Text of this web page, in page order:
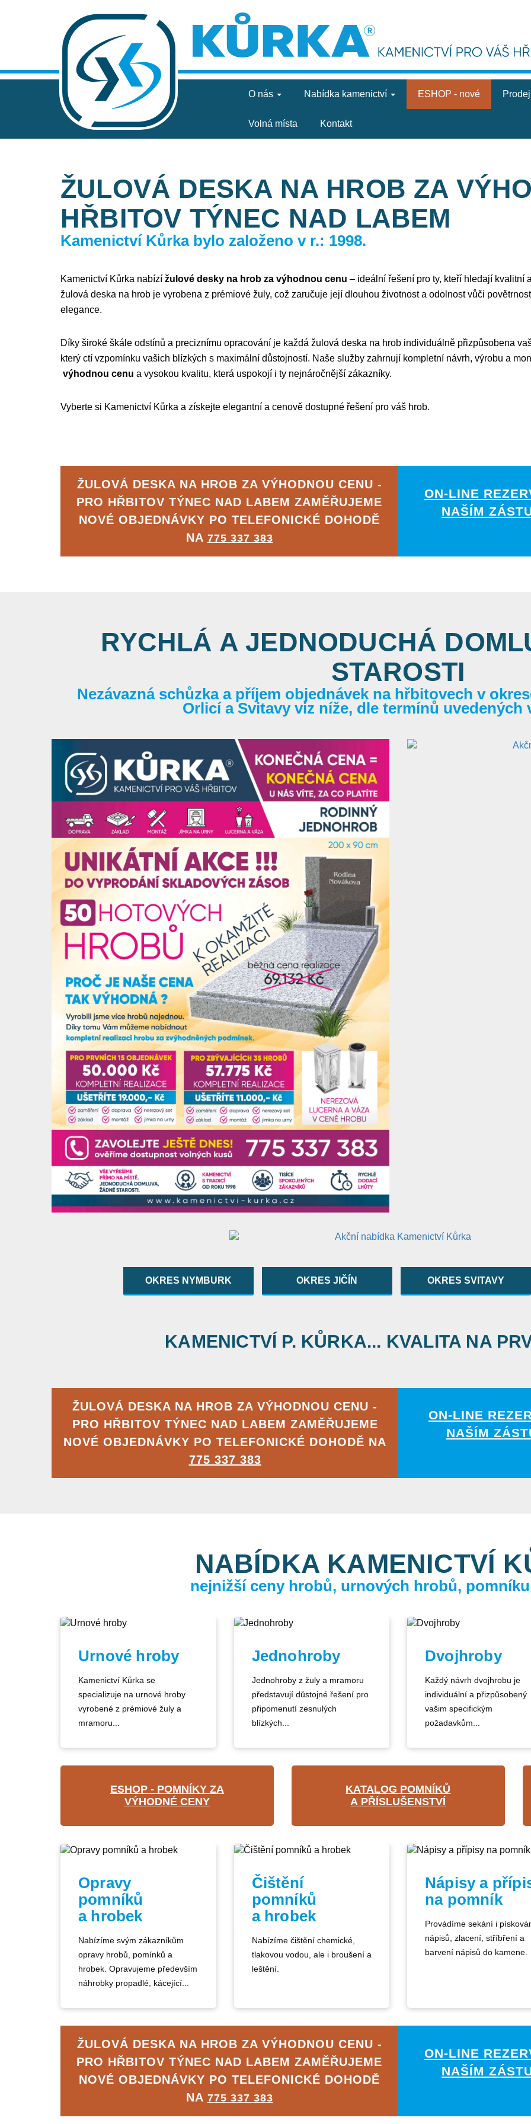
O nás Nabídka kamenictví ESHOP - nové
Volná místa Kontakt
ŽULOVÁ DESKA NA HROB ZA
HŘBITOV TÝNEC NAD LABEM
Kamenictví Kůrka bylo založeno v r.: 1998.
Kamenictví Kůrka nabízí žulové desky na hrob za výhodnou cenu – ideální řešení pro ty, kteří hledají kvalitní
žulová deska na hrob je vyrobena z prémiové žuly, což zaručuje její dlouhou životnost a odolnost vůči
elegance.
Díky široké škále odstínů a preciznímu opracování je každá žulová deska na hrob individuálně přizpůsobena
který ctí vzpomínku vašich blízkých s maximální důstojností. Naše služby zahrnují kompletní návrh, výrobu a
výhodnou cenu a vysokou kvalitu, která uspokojí i ty nejnáročnější zákazníky.
Vyberte si Kamenictví Kůrka a získejte elegantní a cenově dostupné řešení pro váš hrob.
ŽULOVÁ DESKA NA HROB ZA VÝHODNOU CENU -
PRO HŘBITOV TÝNEC NAD LABEM ZAMĚŘUJEME
NOVÉ OBJEDNÁVKY PO TELEFONICKÉ DOHODĚ
NA 775 337 383
ON-LINE
NAŠÍM
RYCHLÁ A JEDNODUCHÁ
STAROSTI
Nezávazná schůzka a příjem objednávek na hřbitovech v
Orlicí a Svitavy viz níže, dle termínů uvedených
OKRES NYMBURK OKRES JIČÍN OKRES SVITAVY
KAMENICTVÍ P. KŮRKA... KVALITA NA
ŽULOVÁ DESKA NA HROB ZA VÝHODNOU CENU -
PRO HŘBITOV TÝNEC NAD LABEM ZAMĚŘUJEME
NOVÉ OBJEDNÁVKY PO TELEFONICKÉ DOHODĚ NA
775 337 383
ON-LINE
NAŠÍM
NABÍDKA KAMENICTVÍ
nejnižší ceny hrobů, urnových hrobů,
Urnové hroby
Kamenictví Kůrka se
specializuje na urnové hroby
vyrobené z prémiové žuly a
mramoru...
Jednohroby
Jednohroby z žuly a mramoru
představují důstojné řešení pro
připomenutí zesnulých
blízkých...
Dvojhroby
Každý návrh dvojhrobu je
individuální a přizpůsobený
vašim specifickým
požadavkům...
ESHOP - POMNÍKY ZA
VÝHODNÉ CENY
KATALOG POMNÍKŮ
A PŘÍSLUŠENSTVÍ
Opravy
pomníků
a hrobek
Nabízíme svým zákazníkům
opravy hrobů, pomínků a
hrobek. Opravujeme především
náhrobky propadlé, kácející...
Čištění
pomníků
a hrobek
Nabízíme čištění chemické,
tlakovou vodou, ale i broušení a
leštění.
Nápisy a
na pomník
Provádíme sekání i
nápisů, zlacení, stříbření a
barvení nápisů do kamene.
ŽULOVÁ DESKA NA HROB ZA VÝHODNOU CENU -
PRO HŘBITOV TÝNEC NAD LABEM ZAMĚŘUJEME
NOVÉ OBJEDNÁVKY PO TELEFONICKÉ DOHODĚ
NA 775 337 383
ON-LINE
NAŠÍM